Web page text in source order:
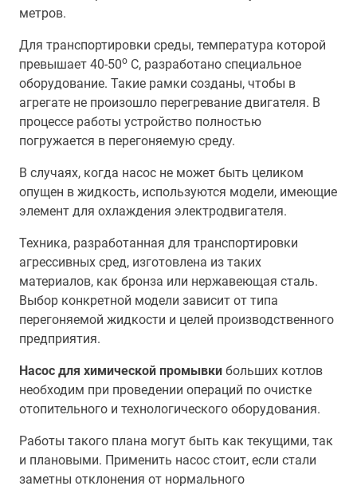
метров.
Для транспортировки среды, температура которой
превышает 40-50о С, разработано специальное
оборудование. Такие рамки созданы, чтобы в
агрегате не произошло перегревание двигателя. В
процессе работы устройство полностью
погружается в перегоняемую среду.
В случаях, когда насос не может быть целиком
опущен в жидкость, используются модели, имеющие
элемент для охлаждения электродвигателя.
Техника, разработанная для транспортировки
агрессивных сред, изготовлена из таких
материалов, как бронза или нержавеющая сталь.
Выбор конкретной модели зависит от типа
перегоняемой жидкости и целей производственного
предприятия.
Насос для химической промывки больших котлов
необходим при проведении операций по очистке
отопительного и технологического оборудования.
Работы такого плана могут быть как текущими, так
и плановыми. Применить насос стоит, если стали
заметны отклонения от нормального